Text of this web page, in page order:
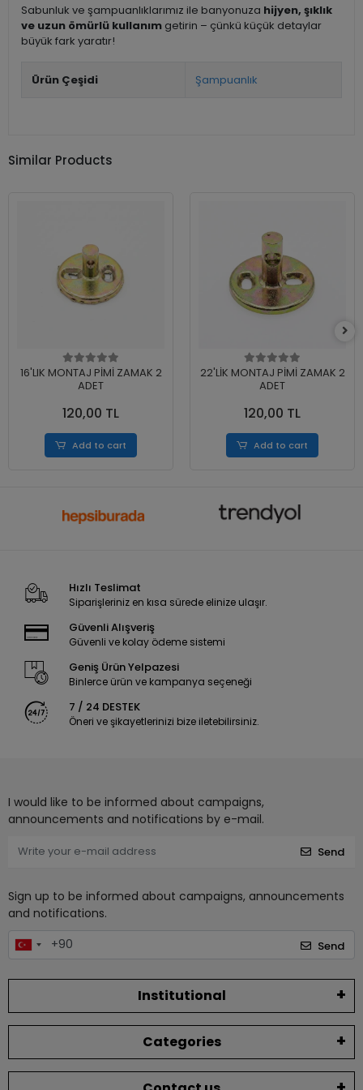
Sabunluk ve şampuanlıklarımız ile banyonuza hijyen, şıklık
ve uzun ömürlü kullanım getirin – çünkü küçük detaylar
büyük fark yaratır!
Ürün Çeşidi Şampuanlık
Similar Products
16'LIK MONTAJ PİMİ ZAMAK 2
ADET
120,00 TL
Add to cart
22'LİK MONTAJ PİMİ ZAMAK 2
ADET
120,00 TL
Add to cart
Hızlı Teslimat
Siparişleriniz en kısa sürede elinize ulaşır.
Güvenli Alışveriş
Güvenli ve kolay ödeme sistemi
Geniş Ürün Yelpazesi
Binlerce ürün ve kampanya seçeneği
7 / 24 DESTEK
Öneri ve şikayetlerinizi bize iletebilirsiniz.
I would like to be informed about campaigns,
announcements and notifications by e-mail.
Send
Sign up to be informed about campaigns, announcements
and notifications.
Send
Institutional
Categories